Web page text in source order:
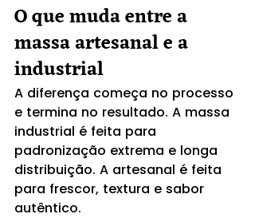
O que muda entre a
massa artesanal e a
industrial
A diferença começa no processo
e termina no resultado. A massa
industrial é feita para
padronização extrema e longa
distribuição. A artesanal é feita
para frescor, textura e sabor
autêntico.